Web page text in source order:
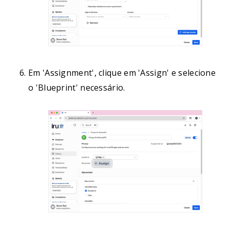
Em 'Assignment', clique em 'Assign' e selecione
o 'Blueprint' necessário.